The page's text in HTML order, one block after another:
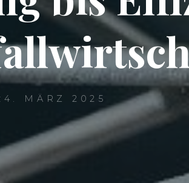
MÄRZ 2025